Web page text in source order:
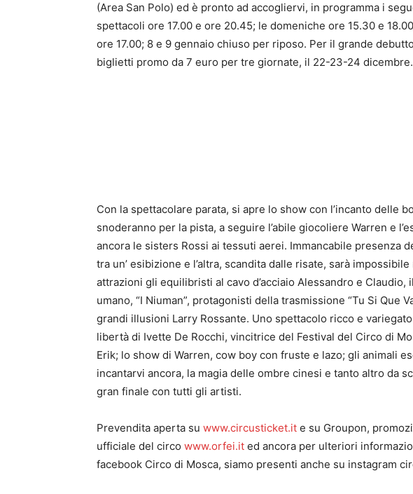
(Area San Polo) ed è pronto ad accogliervi, in programma i
spettacoli ore 17.00 e ore 20.45; le domeniche ore 15.30 e
ore 17.00; 8 e 9 gennaio chiuso per riposo. Per il grande
biglietti promo da 7 euro per tre giornate, il 22-23-24 dicembre.
Con la spettacolare parata, si apre lo show con l’incanto delle
snoderanno per la pista, a seguire l’abile giocoliere Warren e
ancora le sisters Rossi ai tessuti aerei. Immancabile presenza
tra un’ esibizione e l’altra, scandita dalle risate, sarà
attrazioni gli equilibristi al cavo d’acciaio Alessandro e
umano, “I Niuman”, protagonisti della trasmissione “Tu Si Que
grandi illusioni Larry Rossante. Uno spettacolo ricco e
libertà di Ivette De Rocchi, vincitrice del Festival del Circo di
Erik; lo show di Warren, cow boy con fruste e lazo; gli animali
incantarvi ancora, la magia delle ombre cinesi e tanto altro da
gran finale con tutti gli artisti.
Prevendita aperta su www.circusticket.it e su Groupon,
ufficiale del circo www.orfei.it ed ancora per ulteriori
facebook Circo di Mosca, siamo presenti anche su instagram